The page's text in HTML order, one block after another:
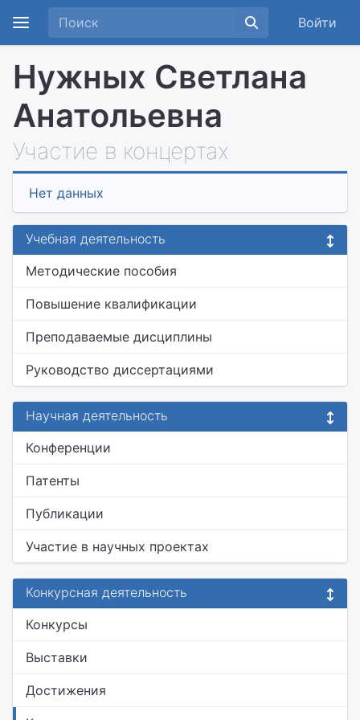
Войти
Нужных Светлана
Анатольевна
Участие в концертах
Нет данных
Учебная деятельность
Методические пособия
Повышение квалификации
Преподаваемые дисциплины
Руководство диссертациями
Научная деятельность
Конференции
Патенты
Публикации
Участие в научных проектах
Конкурсная деятельность
Конкурсы
Выставки
Достижения